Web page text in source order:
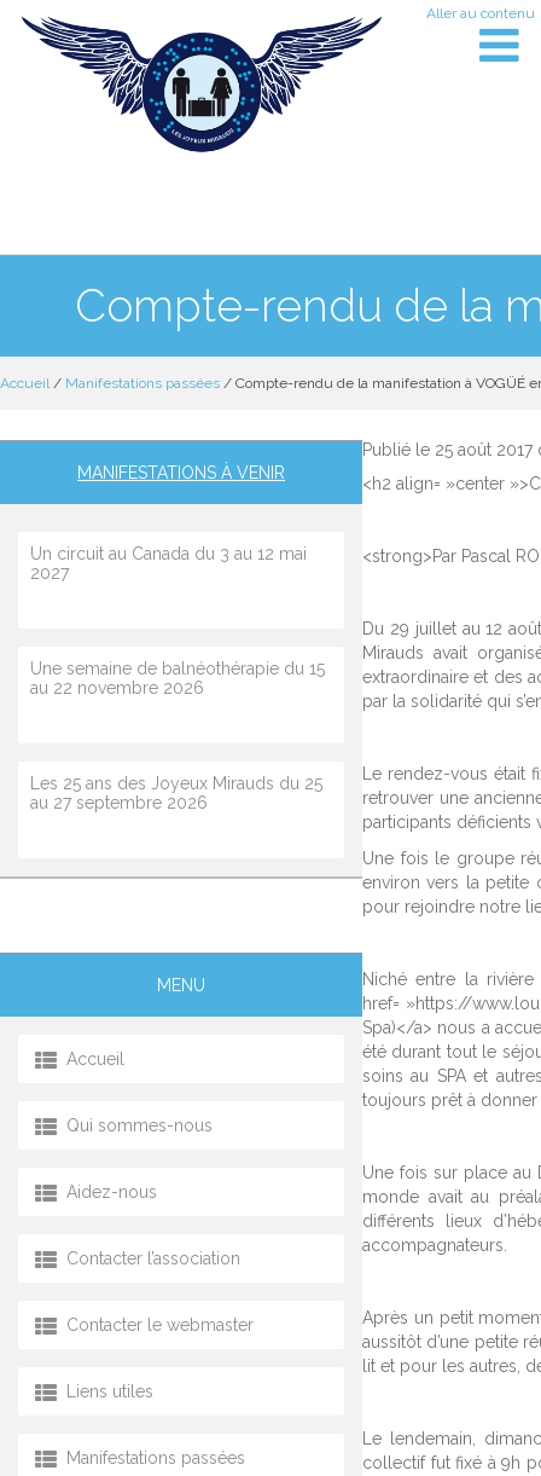
Aller au contenu
Compte-rendu de la
Accueil/ Manifestations passées / Compte-rendu de la manifestation à VOGÜÉ
MANIFESTATIONS À VENIR
Un circuit au Canada du 3 au 12 mai
2027
Une semaine de balnéothérapie du 15
au 22 novembre 2026
Les 25 ans des Joyeux Mirauds du 25
au 27 septembre 2026
MENU
Accueil
Qui sommes-nous
Aidez-nous
Contacter l’association
Contacter le webmaster
Liens utiles
Manifestations passées
Publié le 25 août 2017
<h2 align= »center
<strong>Par Pascal
Du 29 juillet au 12
Mirauds avait
extraordinaire et des
par la solidarité qui
Le rendez-vous était
retrouver une
participants déficients
Une fois le groupe
environ vers la petite
pour rejoindre notre
Niché entre la rivière
href= »https://
Spa)</a> nous a
été durant tout le
soins au SPA et
toujours prêt à
Une fois sur place au
monde avait au
différents lieux
accompagnateurs.
Après un petit
aussitôt d’une petite
lit et pour les autres,
Le lendemain,
collectif fut fixé à 9h